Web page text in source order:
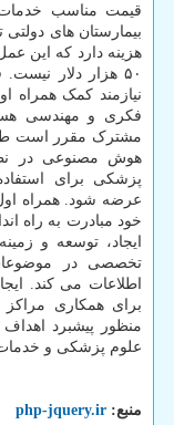
قیمت مناسب
هزینه دارد که این
۵۰ هزار دلار
نیازمند کمک همراه
فکری و مهندسی
مشترک مقرر است
هوش مصنوعی در
پزشکی برای
عرضه شود. همراه اول
خود مبادرت به راه
ایجاد، توسعه و
تخصصی در
اطلاعات می کند.
برای همکاری
منظور پیشبرد
علوم پزشکی و
منبع: php-jquery.ir